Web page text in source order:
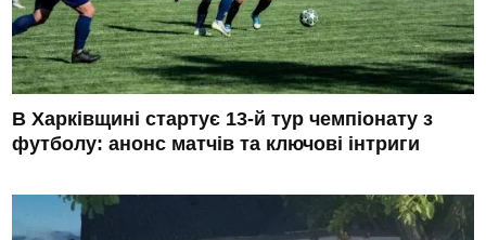
В Харківщині стартує 13-й тур чемпіонату з
футболу: анонс матчів та ключові інтриги